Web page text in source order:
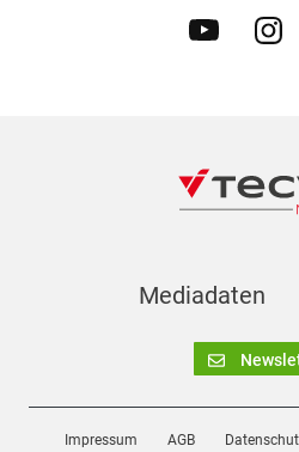
Mediadaten
Impressum AGB